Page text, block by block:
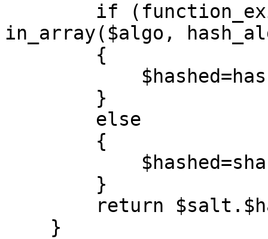
if
in_array($algo,
{
}
else
{
}
return
}